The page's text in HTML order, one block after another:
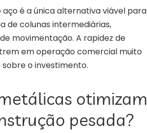
é a única alternativa viável para
de colunas intermediárias,
movimentação. A rapidez de
em operação comercial muito
o investimento.
otimizam
pesada?